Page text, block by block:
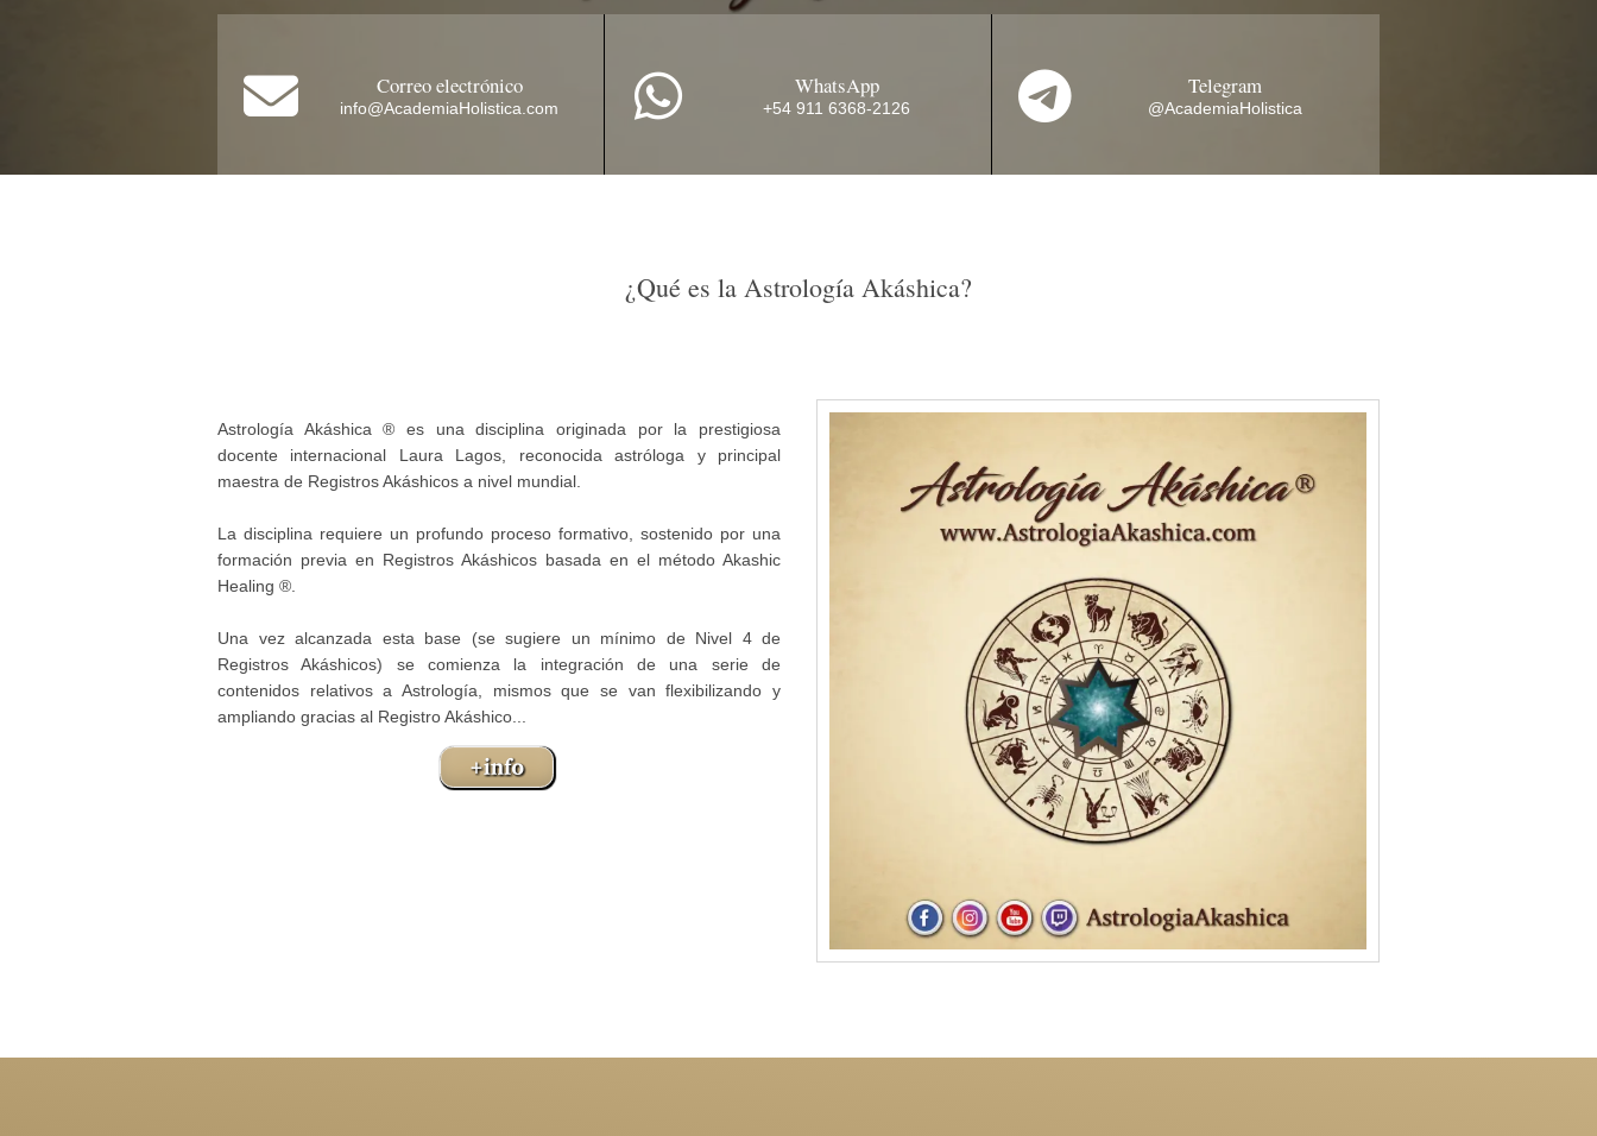
Correo electrónico
info@AcademiaHolistica.com
WhatsApp
+54 911 6368-2126
Telegram
@AcademiaHolistica
¿Qué es la Astrología Akáshica?
Astrología Akáshica ® es una disciplina originada por la prestigiosa
docente internacional Laura Lagos, reconocida astróloga y principal
maestra de Registros Akáshicos a nivel mundial.
La disciplina requiere un profundo proceso formativo, sostenido por una
formación previa en Registros Akáshicos basada en el método Akashic
Healing ®.
Una vez alcanzada esta base (se sugiere un mínimo de Nivel 4 de
Registros Akáshicos) se comienza la integración de una serie de
contenidos relativos a Astrología, mismos que se van flexibilizando y
ampliando gracias al Registro Akáshico...
Argentina
Residentes de Argentina (10% de descuento extra por